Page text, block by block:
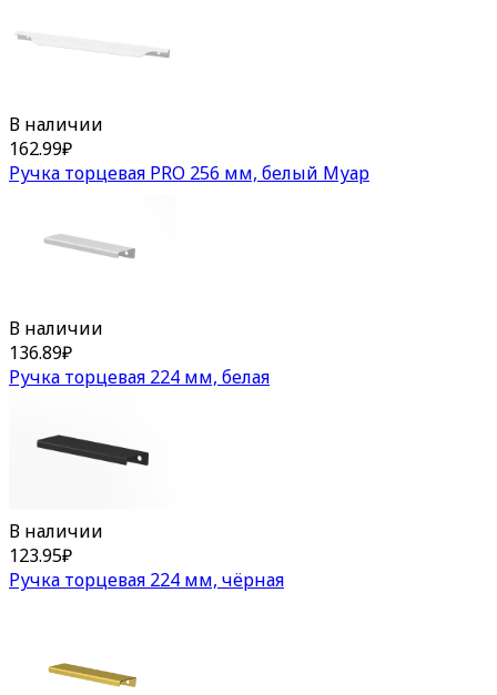
В наличии
162.99₽
Ручка торцевая PRO 256 мм, белый Муар
В наличии
136.89₽
Ручка торцевая 224 мм, белая
В наличии
123.95₽
Ручка торцевая 224 мм, чёрная